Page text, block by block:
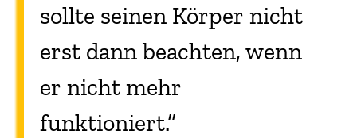
sollte seinen Körper nicht
erst dann beachten, wenn
er nicht mehr
funktioniert.“